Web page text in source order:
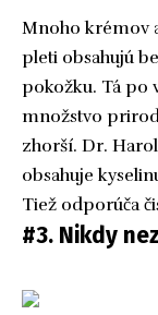
Mnoho krémov
pleti obsahujú
pokožku. Tá po
množstvo
zhorší. Dr.
obsahuje
Tiež odporúča
#3. Nikdy